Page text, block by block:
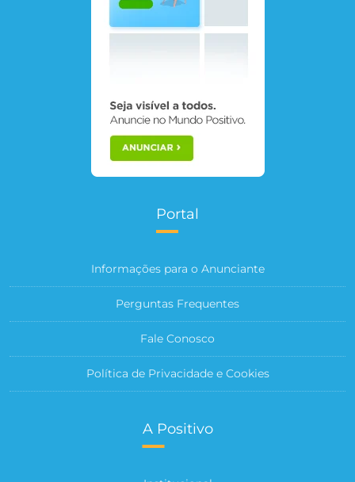
Portal
Informações para o Anunciante
Perguntas Frequentes
Fale Conosco
Política de Privacidade e Cookies
A Positivo